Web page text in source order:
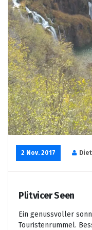
2 Nov. 2017
Plitvicer Seen
Ein genussvoller
Touristenrummel.